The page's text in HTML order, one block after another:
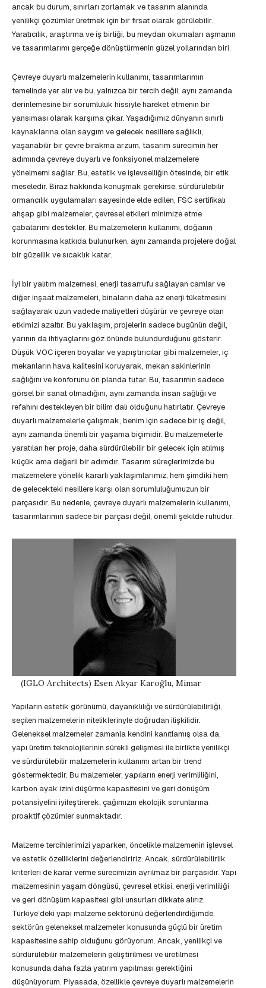
ancak bu durum, sınırları zorlamak ve tasarım alanında
yenilikçi çözümler üretmek için bir fırsat olarak görülebilir.
Yaratıcılık, araştırma ve iş birliği, bu meydan okumaları aşmanın
ve tasarımlarımı gerçeğe dönüştürmenin güzel yollarından biri.
Çevreye duyarlı malzemelerin kullanımı, tasarımlarımın
temelinde yer alır ve bu, yalnızca bir tercih değil, aynı zamanda
derinlemesine bir sorumluluk hissiyle hareket etmenin bir
yansıması olarak karşıma çıkar. Yaşadığımız dünyanın sınırlı
kaynaklarına olan saygım ve gelecek nesillere sağlıklı,
yaşanabilir bir çevre bırakma arzum, tasarım sürecimin her
adımında çevreye duyarlı ve fonksiyonel malzemelere
yönelmemi sağlar. Bu, estetik ve işlevselliğin ötesinde, bir etik
meseledir. Biraz hakkında konuşmak gerekirse, sürdürülebilir
ormancılık uygulamaları sayesinde elde edilen, FSC sertifikalı
ahşap gibi malzemeler, çevresel etkileri minimize etme
çabalarımı destekler. Bu malzemelerin kullanımı, doğanın
korunmasına katkıda bulunurken, aynı zamanda projelere doğal
bir güzellik ve sıcaklık katar.
İyi bir yalıtım malzemesi, enerji tasarrufu sağlayan camlar ve
diğer inşaat malzemeleri, binaların daha az enerji tüketmesini
sağlayarak uzun vadede maliyetleri düşürür ve çevreye olan
etkimizi azaltır. Bu yaklaşım, projelerin sadece bugünün değil,
yarının da ihtiyaçlarını göz önünde bulundurduğunu gösterir.
Düşük VOC içeren boyalar ve yapıştırıcılar gibi malzemeler, iç
mekanların hava kalitesini koruyarak, mekan sakinlerinin
sağlığını ve konforunu ön planda tutar. Bu, tasarımın sadece
görsel bir sanat olmadığını, aynı zamanda insan sağlığı ve
refahını destekleyen bir bilim dalı olduğunu hatırlatır. Çevreye
duyarlı malzemelerle çalışmak, benim için sadece bir iş değil,
aynı zamanda önemli bir yaşama biçimidir. Bu malzemelerle
yaratılan her proje, daha sürdürülebilir bir gelecek için atılmış
küçük ama değerli bir adımdır. Tasarım süreçlerimizde bu
malzemelere yönelik kararlı yaklaşımlarımız, hem şimdiki hem
de gelecekteki nesillere karşı olan sorumluluğumuzun bir
parçasıdır. Bu nedenle, çevreye duyarlı malzemelerin kullanımı,
tasarımlarımın sadece bir parçası değil, önemli şekilde ruhudur.
(IGLO Architects) Esen Akyar Karoğlu, Mimar
Yapıların estetik görünümü, dayanıklılığı ve sürdürülebilirliği,
seçilen malzemelerin niteliklerinyle doğrudan ilişkilidir.
Geleneksel malzemeler zamanla kendini kanıtlamış olsa da,
yapı üretim teknolojilerinin sürekli gelişmesi ile birlikte yenilikçi
ve sürdürülebilir malzemelerin kullanımı artan bir trend
göstermektedir. Bu malzemeler, yapıların enerji verimliliğini,
karbon ayak izini düşürme kapasitesini ve geri dönüşüm
potansiyelini iyileştirerek, çağımızın ekolojik sorunlarına
proaktif çözümler sunmaktadır.
Malzeme tercihlerimizi yaparken, öncelikle malzemenin işlevsel
ve estetik özelliklerini değerlendiririz. Ancak, sürdürülebilirlik
kriterleri de karar verme sürecimizin ayrılmaz bir parçasıdır. Yapı
malzemesinin yaşam döngüsü, çevresel etkisi, enerji verimliliği
ve geri dönüşüm kapasitesi gibi unsurları dikkate alırız.
Türkiye’deki yapı malzeme sektörünü değerlendirdiğimde,
sektörün geleneksel malzemeler konusunda güçlü bir üretim
kapasitesine sahip olduğunu görüyorum. Ancak, yenilikçi ve
sürdürülebilir malzemelerin geliştirilmesi ve üretilmesi
konusunda daha fazla yatırım yapılması gerektiğini
düşünüyorum. Piyasada, özellikle çevreye duyarlı malzemelerin